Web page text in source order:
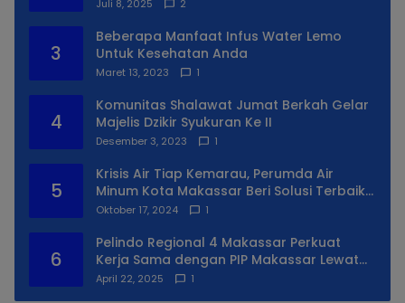
Juli 8, 2025 2
3
Beberapa Manfaat Infus Water Lemo
Untuk Kesehatan Anda
Maret 13, 2023 1
4
Komunitas Shalawat Jumat Berkah Gelar
Majelis Dzikir Syukuran Ke II
Desember 3, 2023 1
5
Krisis Air Tiap Kemarau, Perumda Air
Minum Kota Makassar Beri Solusi Terbaik
Untuk Daerah Utara Kota
Oktober 17, 2024 1
6
Pelindo Regional 4 Makassar Perkuat
Kerja Sama dengan PIP Makassar Lewat
Praktek Lapangan
April 22, 2025 1